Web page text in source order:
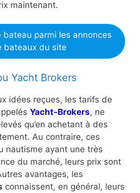
maintenant.
bateau parmi les annonces
bateaux du site
Yacht Brokers
idées reçues, les tarifs de
Yacht-Brokers, ne
qu’en achetant à des
Au contraire, ces
nautisme ayant une très
du marché, leurs prix sont
avantages, les
connaissent, en général, leurs